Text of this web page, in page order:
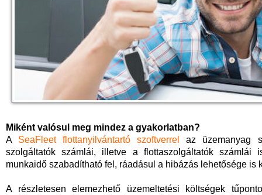
Miként valósul meg mindez a gyakorlatban?
A SeaFleet flottanyilvántartó szoftverrel
az üzemanyag
szolgáltatók számlái, illetve a flottaszolgáltatók számlái
munkaidő szabadítható fel, ráadásul a hibázás lehetősége is
A részletesen elemezhető üzemeltetési költségek